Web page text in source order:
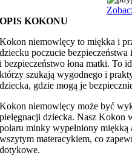
OPIS KOKONU
Kokon niemowlęcy to miękka i
dziecku poczucie
i bezpieczeństwo łona matki. To
którzy szukają wygodnego i
dziecka, gdzie mogą je
Kokon niemowlęcy może być
pielęgnacji dziecka. Nasz Kokon
polaru minky wypełniony
wszytym materacykiem, co
dotykowe.